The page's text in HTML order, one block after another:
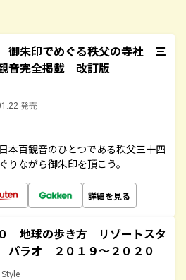
御朱印でめぐる秩父の寺社 三
音完全掲載 改訂版
発売
本百観音のひとつである秩父三十四
ながら御朱印を頂こう。
詳細を見る
地球の歩き方 リゾートスタ
ラオ ２０１９～２０２０